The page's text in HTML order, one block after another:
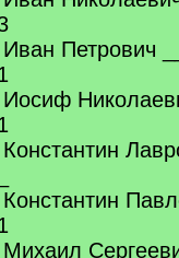
Петрович